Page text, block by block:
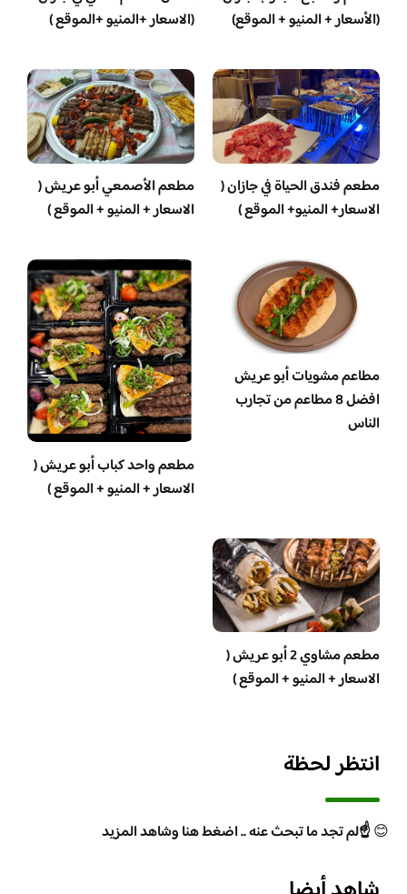
(الأسعار + المنيو + الموقع)
(الاسعار +المنيو +الموقع )
مطعم فندق الحياة في جازان (
الاسعار+ المنيو+ الموقع )
مطعم الأصمعي أبو عريش (
الاسعار + المنيو + الموقع )
مطاعم مشويات أبو عريش
افضل 8 مطاعم من تجارب
الناس
مطعم واحد كباب أبو عريش (
الاسعار + المنيو + الموقع )
مطعم مشاوي 2 أبو عريش (
الاسعار + المنيو + الموقع )
انتظر لحظة
😊☝️لم تجد ما تبحث عنه .. اضغط هنا وشاهد المزيد